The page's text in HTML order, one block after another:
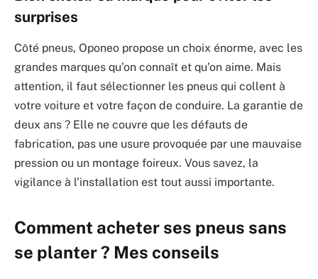
surprises
Côté pneus, Oponeo propose un choix énorme, avec les
grandes marques qu’on connaît et qu’on aime. Mais
attention, il faut sélectionner les pneus qui collent à
votre voiture et votre façon de conduire. La garantie de
deux ans ? Elle ne couvre que les défauts de
fabrication, pas une usure provoquée par une mauvaise
pression ou un montage foireux. Vous savez, la
vigilance à l’installation est tout aussi importante.
Comment acheter ses pneus sans
se planter ? Mes conseils